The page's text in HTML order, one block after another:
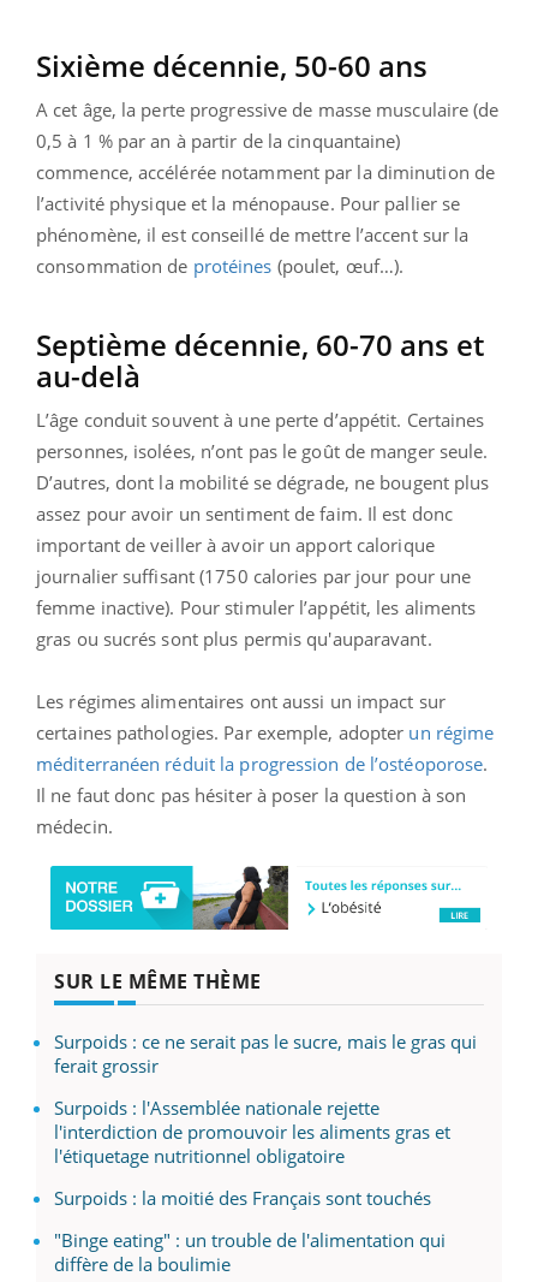
Sixième décennie, 50-60 ans
A cet âge, la perte progressive de masse musculaire (de
0,5 à 1 % par an à partir de la cinquantaine)
commence, accélérée notamment par la diminution de
l’activité physique et la ménopause. Pour pallier se
phénomène, il est conseillé de mettre l’accent sur la
consommation de protéines (poulet, œuf…).
Septième décennie, 60-70 ans et
au-delà
L’âge conduit souvent à une perte d’appétit. Certaines
personnes, isolées, n’ont pas le goût de manger seule.
D’autres, dont la mobilité se dégrade, ne bougent plus
assez pour avoir un sentiment de faim. Il est donc
important de veiller à avoir un apport calorique
journalier suffisant (1750 calories par jour pour une
femme inactive). Pour stimuler l’appétit, les aliments
gras ou sucrés sont plus permis qu'auparavant.
Les régimes alimentaires ont aussi un impact sur
certaines pathologies. Par exemple, adopter un régime
méditerranéen réduit la progression de l’ostéoporose.
Il ne faut donc pas hésiter à poser la question à son
médecin.
SUR LE MÊME THÈME
Surpoids : ce ne serait pas le sucre, mais le gras qui
ferait grossir
Surpoids : l'Assemblée nationale rejette
l'interdiction de promouvoir les aliments gras et
l'étiquetage nutritionnel obligatoire
Surpoids : la moitié des Français sont touchés
"Binge eating" : un trouble de l'alimentation qui
diffère de la boulimie